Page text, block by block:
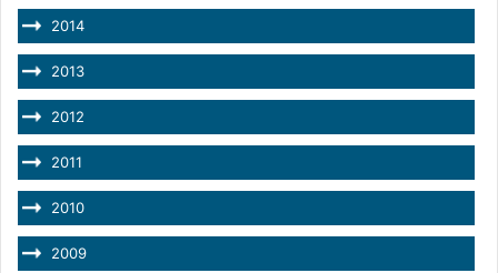
2014
2013
2012
2011
2010
2009